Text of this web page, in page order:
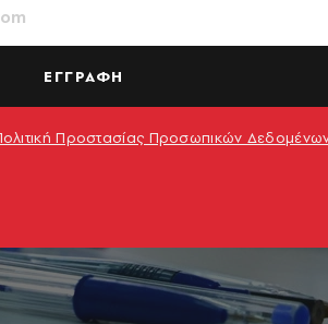
ΕΓΓΡΑΦΗ
Προστασίας Προσωπικών